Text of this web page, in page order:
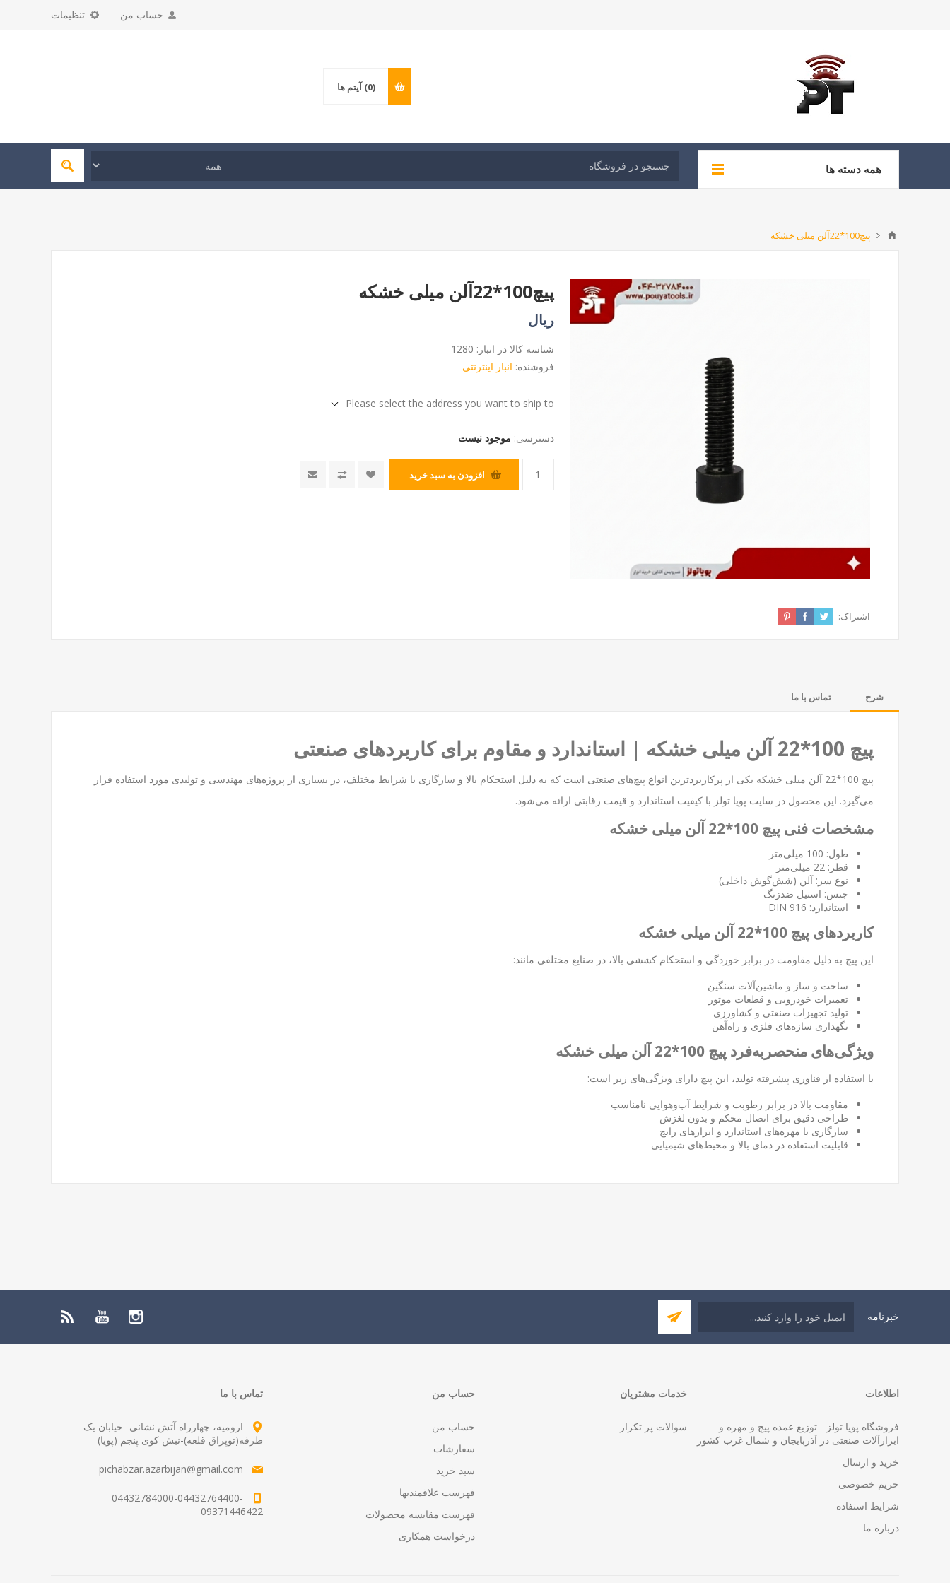
تنظیمات حساب من
(0) آیتم ها
همه دسته ها
پیچ100*22آلن میلی خشکه
پیچ100*22آلن میلی خشکه
ریال
شناسه کالا در انبار: 1280
فروشنده: انبار اینترنتی
Please select the address you want to ship to
دسترسی: موجود نیست
افزودن به سبد خرید
اشتراک:
شرح تماس با ما
پیچ 100*22 آلن میلی خشکه | استاندارد و مقاوم برای کاربردهای صنعتی
پیچ 100*22 آلن میلی خشکه یکی از پرکاربردترین انواع پیچ‌های صنعتی است که به دلیل استحکام بالا و سازگاری با شرایط مختلف، در بسیاری از پروژه‌های مهندسی و تولیدی مورد استفاده قرار
می‌گیرد. این محصول در سایت پویا تولز با کیفیت استاندارد و قیمت رقابتی ارائه می‌شود.
مشخصات فنی پیچ 100*22 آلن میلی خشکه
طول: 100 میلی‌متر
قطر: 22 میلی‌متر
نوع سر: آلن (شش‌گوش داخلی)
جنس: استیل ضدزنگ
استاندارد: DIN 916
کاربردهای پیچ 100*22 آلن میلی خشکه
این پیچ به دلیل مقاومت در برابر خوردگی و استحکام کششی بالا، در صنایع مختلفی مانند:
ساخت و ساز و ماشین‌آلات سنگین
تعمیرات خودرویی و قطعات موتور
تولید تجهیزات صنعتی و کشاورزی
نگهداری سازه‌های فلزی و راه‌آهن
ویژگی‌های منحصربه‌فرد پیچ 100*22 آلن میلی خشکه
با استفاده از فناوری پیشرفته تولید، این پیچ دارای ویژگی‌های زیر است:
مقاومت بالا در برابر رطوبت و شرایط آب‌وهوایی نامناسب
طراحی دقیق برای اتصال محکم و بدون لغزش
سازگاری با مهره‌های استاندارد و ابزارهای رایج
قابلیت استفاده در دمای بالا و محیط‌های شیمیایی
خبرنامه
اطلاعات
فروشگاه پویا تولز - توزیع عمده پیچ و مهره و
ابزارآلات صنعتی در آذربایجان و شمال غرب کشور
خرید و ارسال
حریم خصوصی
شرایط استفاده
درباره ما
خدمات مشتریان
سوالات پر تکرار
حساب من
حساب من
سفارشات
سبد خرید
فهرست علاقمندیها
فهرست مقایسه محصولات
درخواست همکاری
تماس با ما
ارومیه، چهارراه آتش نشانی- خیابان یک
طرفه(توپراق قلعه)-نبش کوی پنجم (پویا)
pichabzar.azarbijan@gmail.com
04432784000-04432764400-
09371446422